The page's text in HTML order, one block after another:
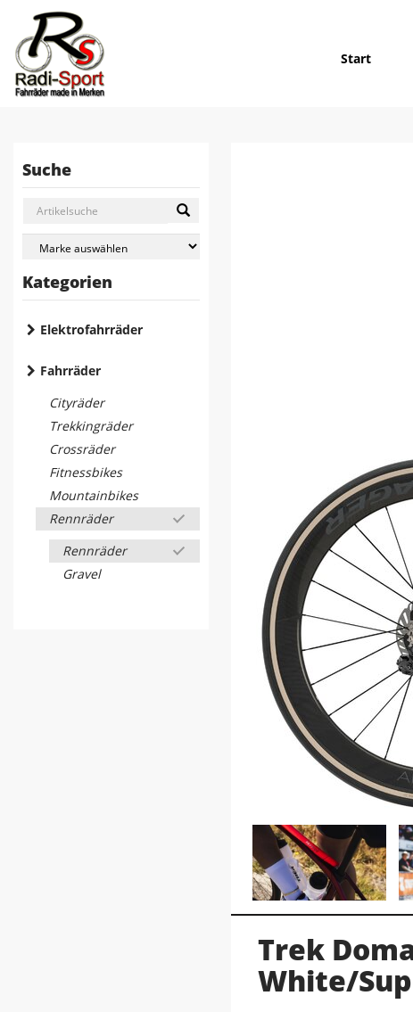
Start
Suche
Kategorien
Elektrofahrräder
Fahrräder
Cityräder
Trekkingräder
Crossräder
Fitnessbikes
Mountainbikes
Rennräder
Rennräder
Gravel
Trek
White/